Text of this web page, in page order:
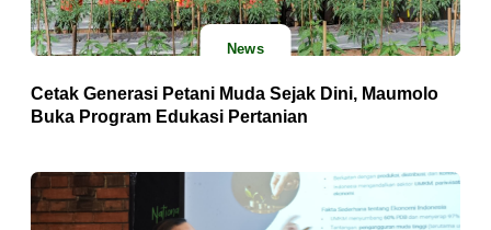
News
Cetak Generasi Petani Muda Sejak Dini, Maumolo
Buka Program Edukasi Pertanian